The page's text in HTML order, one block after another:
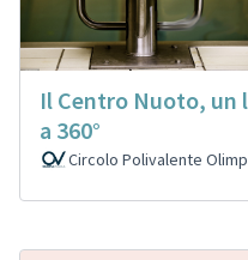
Il Centro Nuoto, un
a 360°
Circolo Polivalente